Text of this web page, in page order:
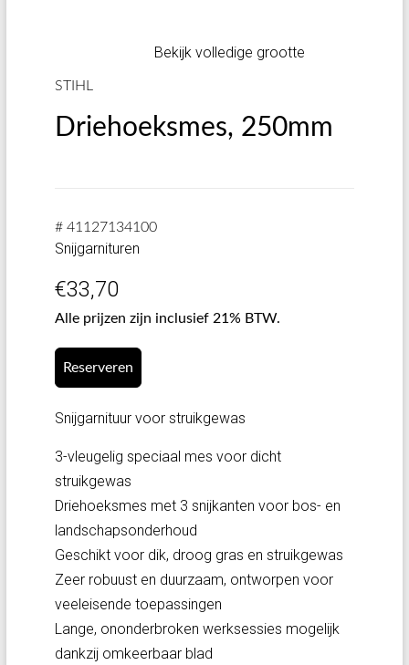
Bekijk volledige grootte
STIHL
Driehoeksmes, 250mm
# 41127134100
Snijgarnituren
€33,70
Alle prijzen zijn inclusief 21% BTW.
Reserveren
Snijgarnituur voor struikgewas
3-vleugelig speciaal mes voor dicht
struikgewas
Driehoeksmes met 3 snijkanten voor bos- en
landschapsonderhoud
Geschikt voor dik, droog gras en struikgewas
Zeer robuust en duurzaam, ontworpen voor
veeleisende toepassingen
Lange, ononderbroken werksessies mogelijk
dankzij omkeerbaar blad